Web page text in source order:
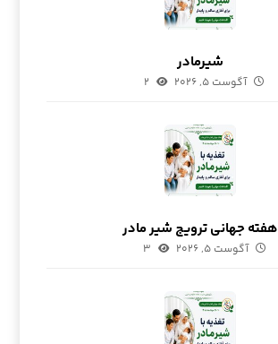
شیرمادر
آگوست ۵, ۲۰۲۶ ۲
هفته جهانی ترویج شیر مادر
آگوست ۵, ۲۰۲۶ ۳